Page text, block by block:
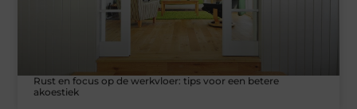
Rust en focus op de werkvloer: tips voor een betere
akoestiek